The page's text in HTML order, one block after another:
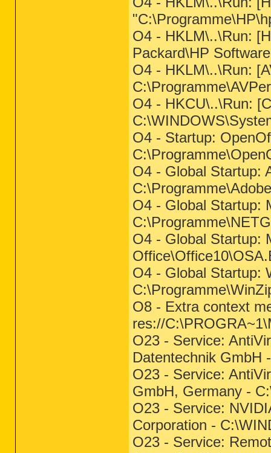
O4 - HKLM\..\Run:
Packard\HP
O4 - HKLM\..\Run:
O4 - HKCU\..\Run:
O4 - Startup:
O4 - Global Startup:
O4 - Global Startup:
O4 - Global Startup:
O4 - Global Startup:
O8 - Extra context
res://
O23 - Service:
Datentechnik GmbH
O23 - Service:
GmbH, Germany -
O23 - Service:
Corporation -
O23 - Service: